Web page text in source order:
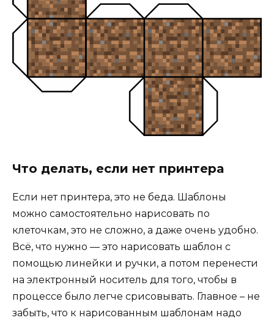
Что делать, если нет принтера
Если нет принтера, это не беда. Шаблоны
можно самостоятельно нарисовать по
клеточкам, это не сложно, а даже очень удобно.
Всё, что нужно — это нарисовать шаблон с
помощью линейки и ручки, а потом перенести
на электронный носитель для того, чтобы в
процессе было легче срисовывать. Главное – не
забыть, что к нарисованным шаблонам надо